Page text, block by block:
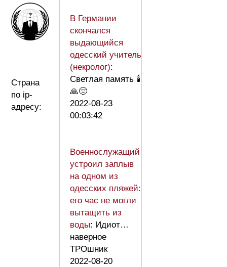
Страна
по ip-
адресу:
В Германии
скончался
выдающийся
одесский учитель
(некролог):
Светлая память 🕯️
🙏😔
2022-08-23
00:03:42
Военнослужащий
устроил заплыв
на одном из
одесских пляжей:
его час не могли
вытащить из
воды: Идиот…
наверное
ТРОшник
2022-08-20